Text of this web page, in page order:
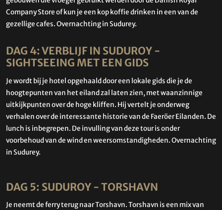
Company Store of kun je een kop koffie drinken in een van de
gezellige cafes.Overnachting in Sudurey.
DAG 4: VERBLIJF IN SUDUROY -
SIGHTSEEING MET EEN GIDS
Je wordt bij je hotel opgehaald door een lokale gids die je de
hoogtepunten van het eiland zal laten zien, met waanzinnige
uitkijkpunten over de hoge kliffen. Hij vertelt je onderweg
verhalen over de interessante historie van de Faeröer Eilanden. De
lunch is inbegrepen. De invulling van deze tour is onder
voorbehoud van de wind en weersomstandigheden. Overnachting
in Sudurey.
DAG 5: SUDUROY - TORSHAVN
Je neemt de ferry terug naar Torshavn. Torshavn is een mix van